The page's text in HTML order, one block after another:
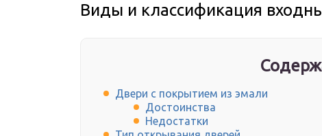
Виды и классификация
Двери с покрытием из эмали
Достоинства
Недостатки